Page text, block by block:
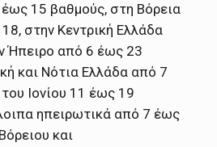
15 βαθμούς, στη Βόρεια
στην Κεντρική Ελλάδα
Ήπειρο από 6 έως 23
και Νότια Ελλάδα από 7
Ιονίου 11 έως 19
ηπειρωτικά από 7 έως
και